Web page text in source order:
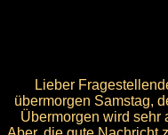
Lieber
übermorgen Samstag,
Übermorgen wird sehr